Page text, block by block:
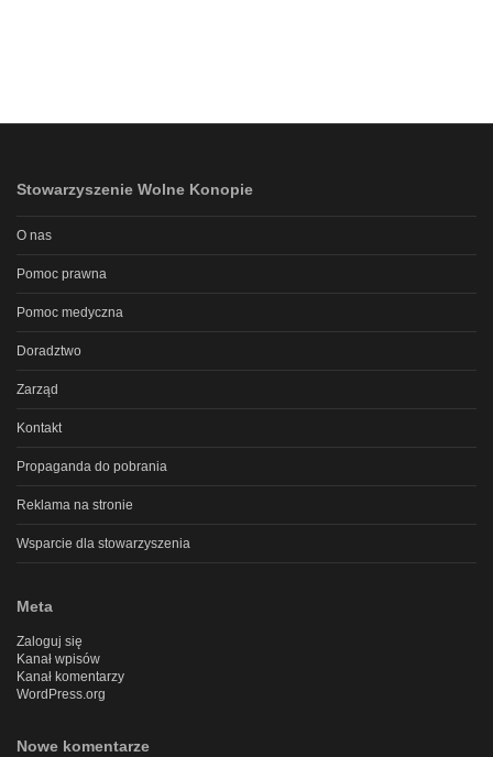
Stowarzyszenie Wolne Konopie
O nas
Pomoc prawna
Pomoc medyczna
Doradztwo
Zarząd
Kontakt
Propaganda do pobrania
Reklama na stronie
Wsparcie dla stowarzyszenia
Meta
Zaloguj się
Kanał wpisów
Kanał komentarzy
WordPress.org
Nowe komentarze